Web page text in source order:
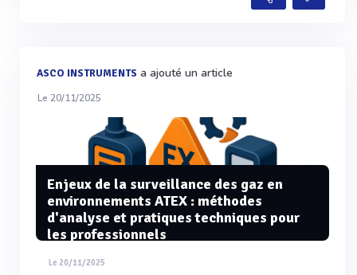
ASCO INSTRUMENTS a ajouté un article
Le 20/11/2025
Enjeux de la surveillance des gaz en
environnements ATEX : méthodes
d'analyse et pratiques techniques pour
les professionnels
Le 20/11/2025